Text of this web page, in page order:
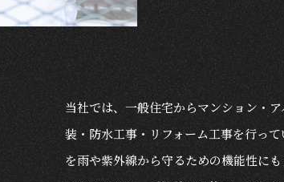
当社では、一般住宅からマンション・
装・防水工事・リフォーム工事を行っ
を雨や紫外線から守るための機能性に